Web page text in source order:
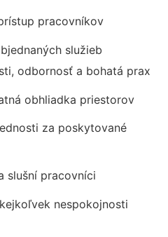
pracovníkov
služieb
odbornosť a bohatá prax
obhliadka priestorov
za poskytované
slušní pracovníci
nespokojnosti